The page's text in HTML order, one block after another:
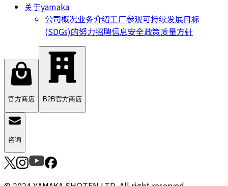
关于yamaka
公司概况业务介绍工厂参观可持续发展目标
(SDGs)的努力招聘信息安全政策质量方针
官方商店 B2B官方商店
咨询